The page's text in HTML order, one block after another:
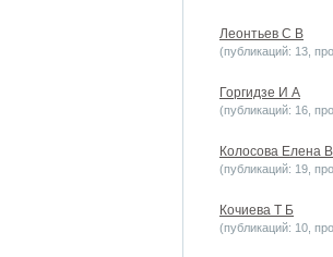
Леонтьев С В
(публикаций: 13,
Горгидзе И А
(публикаций: 16,
Колосова Елена
(публикаций: 19,
Кочиева Т Б
(публикаций: 10,